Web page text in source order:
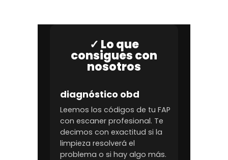
Lo que
consigues con
nosotros
diagnóstico obd
Leemos los códigos de tu FAP
con escaner profesional. Te
decimos con exactitud si la
limpieza resolverá el
problema o si hay algo más.